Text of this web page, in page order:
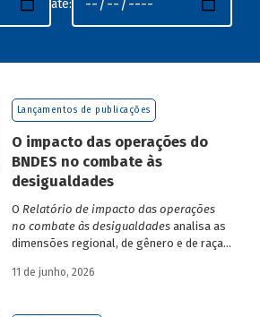
até:
Lançamentos de publicações
O impacto das operações do
BNDES no combate às
desigualdades
O Relatório de impacto das operações
no combate às desigualdadesanalisa as
dimensões regional, de gênero e de raça,
desigualdade de renda no Brasil, no
BNDES.
11 de junho, 2026